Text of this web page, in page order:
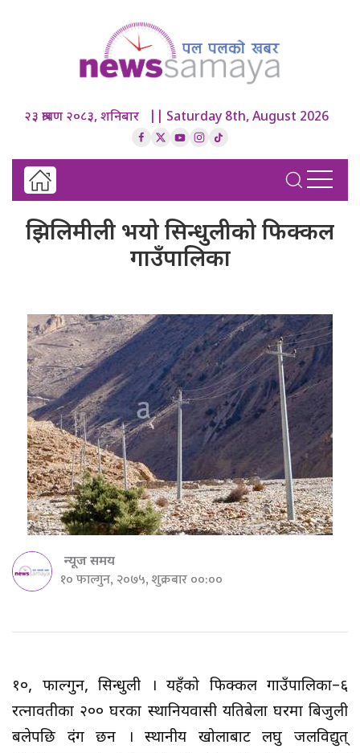
२३ श्रावण २०८३, शनिबार || Saturday 8th, August 2026
झिलिमीली भयो सिन्धुलीको फिक्कल
गाउँपालिका
न्यूज समय
१० फाल्गुन, २०७५, शुक्रबार ००:००
१०, फाल्गुन, सिन्धुली । यहँको फिक्कल गाउँपालिका–६
रत्नावतीका २०० घरका स्थानियवासी यतिबेला घरमा बिजुली
बलेपछि दंग छन । स्थानीय खोलाबाट लघु जलविद्युत्